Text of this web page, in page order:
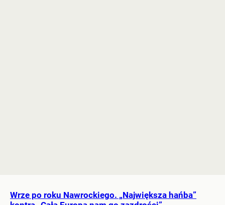
Wrze po roku Nawrockiego. „Największa hańba”